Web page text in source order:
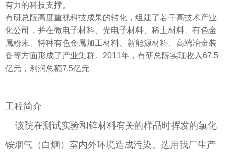
有力的科技支撑。
有研总院高度重视科技成果的转化，组建了若干高技术产业
化公司，并在微电子材料、光电子材料、稀土材料、有色金
属粉末、特种有色金属加工材料、新能源材料、高端冶金装
备等方面形成了产业集群。2011年，有研总院实现收入67.5
亿元，利润总额7.5亿元
工程简介
该院在测试实验和锌材料有关的样品时挥发的氯化
铵烟气（白烟）室内外环境造成污染。选用我厂生产